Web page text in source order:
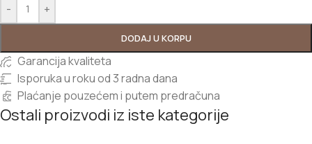
- +
DODAJ U KORPU
Garancija kvaliteta
Isporuka u roku od 3 radna dana
Plaćanje pouzećem i putem predračuna
Ostali proizvodi iz iste kategorije